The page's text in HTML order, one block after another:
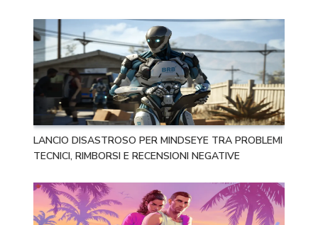
LANCIO DISASTROSO PER MINDSEYE TRA PROBLEMI
TECNICI, RIMBORSI E RECENSIONI NEGATIVE